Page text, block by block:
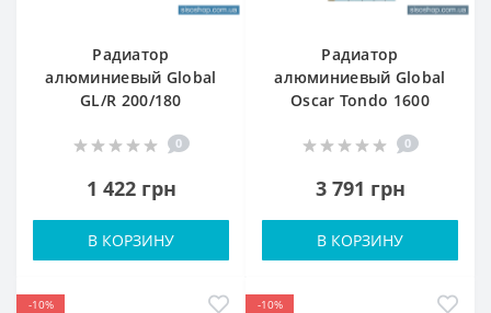
Радиатор
алюминиевый Global
GL/R 200/180
0
1 422 грн
В КОРЗИНУ
Радиатор
алюминиевый Global
Oscar Tondo 1600
0
3 791 грн
В КОРЗИНУ
-10%
-10%